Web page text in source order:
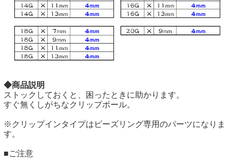
◆商品説明
ストックしておくと、困ったときに助かります。
すぐ無くしがちなクリップボール。
※クリップインタイプはビーズリング専用のパーツになりま
す。
■ご注意